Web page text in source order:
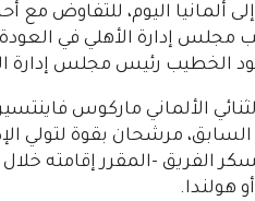
ألمانيا اليوم، للتفاوض مع
مجلس إدارة الأهلي في
الخطيب رئيس مجلس إدارة
الألماني ماركوس
مرشحان بقوة لتولي
-المقرر إقامته خلال
هولندا.